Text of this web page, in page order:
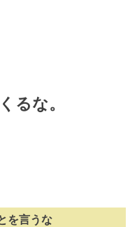
るな。
を言うな